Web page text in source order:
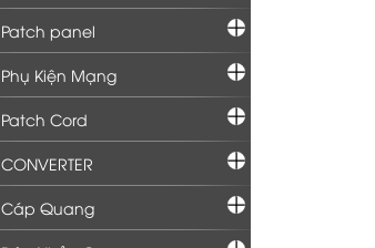
Patch panel
Phụ Kiện Mạng
Patch Cord
CONVERTER
Cáp Quang